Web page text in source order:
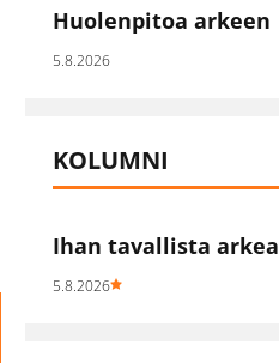
Huolenpitoa arkeen
5.8.2026
KOLUMNI
Ihan tavallista arkea
5.8.2026